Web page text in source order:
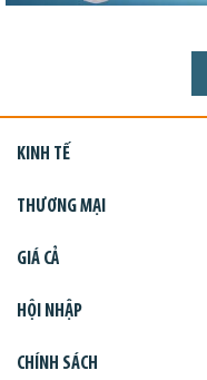
KINH TẾ
THƯƠNG MẠI
GIÁ CẢ
HỘI NHẬP
CHÍNH SÁCH